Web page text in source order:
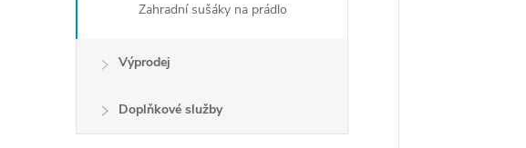
Zahradní sušáky na prádlo
Výprodej
Doplňkové služby